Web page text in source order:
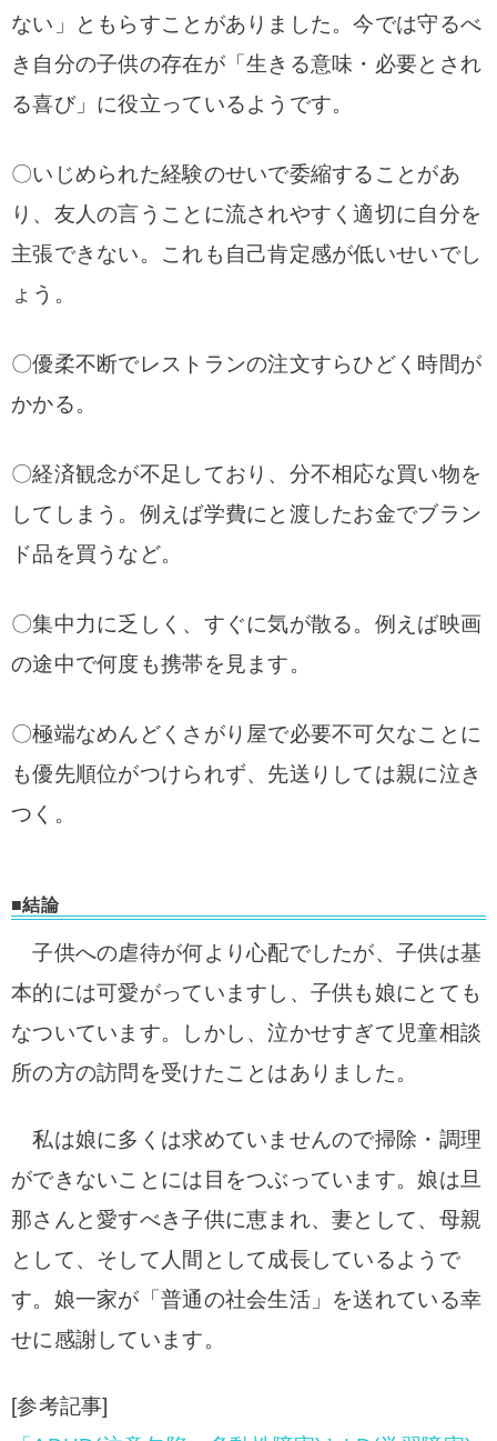
ない」ともらすことがありました。今では守るべ
き自分の子供の存在が「生きる意味・必要とされ
る喜び」に役立っているようです。
〇いじめられた経験のせいで委縮することがあ
り、友人の言うことに流されやすく適切に自分を
主張できない。これも自己肯定感が低いせいでし
ょう。
〇優柔不断でレストランの注文すらひどく時間が
かかる。
〇経済観念が不足しており、分不相応な買い物を
してしまう。例えば学費にと渡したお金でブラン
ド品を買うなど。
〇集中力に乏しく、すぐに気が散る。例えば映画
の途中で何度も携帯を見ます。
〇極端なめんどくさがり屋で必要不可欠なことに
も優先順位がつけられず、先送りしては親に泣き
つく。
■結論
子供への虐待が何より心配でしたが、子供は基
本的には可愛がっていますし、子供も娘にとても
なついています。
しかし、泣かせすぎて児童相談
所の方の訪問を受けたことはありました。
私は娘に多くは求めていませんので掃除・調理
ができないことには目をつぶっています。娘は旦
那さんと愛すべき子供に恵まれ、妻として、母親
として、そして人間として成長しているようで
す。 娘一家が「普通の社会生活」を送れている幸
せに感謝しています。
[参考記事]